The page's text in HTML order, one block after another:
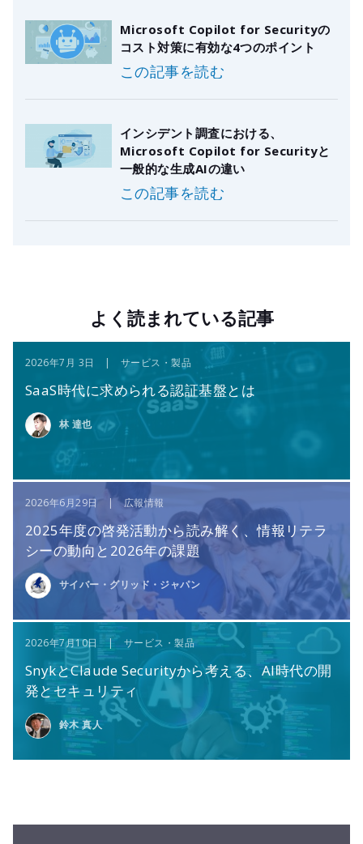
Microsoft Copilot for Securityの
コスト対策に有効な4つのポイント
この記事を読む
インシデント調査における、
Microsoft Copilot for Securityと
一般的な生成AIの違い
この記事を読む
よく読まれている記事
2026年7月 3日 | サービス・製品
SaaS時代に求められる認証基盤とは
林 達也
2026年6月29日 | 広報情報
2025年度の啓発活動から読み解く、情報リテラ
シーの動向と2026年の課題
サイバー・グリッド・ジャパン
2026年7月10日 | サービス・製品
SnykとClaude Securityから考える、AI時代の開
発とセキュリティ
鈴木 真人